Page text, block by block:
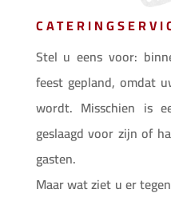
Stel u eens voor:
feest gepland, omdat
wordt. Misschien is
geslaagd voor zijn of
gasten.
Maar wat ziet u er